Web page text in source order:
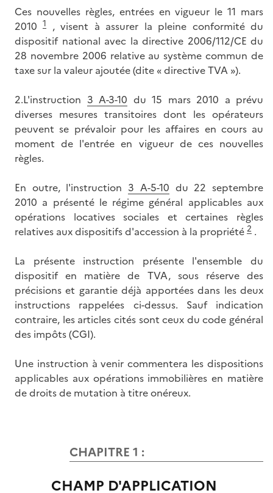
Ces nouvelles règles, entrées en vigueur le 11 mars
20101 , visent à assurer la pleine conformité du
dispositif national avec la directive 2006/112/CE du
28 novembre 2006 relative au système commun de
taxe sur la valeur ajoutée (dite « directive TVA »).
2.L'instruction 3 A-3-10 du 15 mars 2010 a prévu
diverses mesures transitoires dont les opérateurs
peuvent se prévaloir pour les affaires en cours au
moment de l'entrée en vigueur de ces nouvelles
règles.
En outre, l'instruction 3 A-5-10 du 22 septembre
2010 a présenté le régime général applicables aux
opérations locatives sociales et certaines règles
relatives aux dispositifs d'accession à la propriété 2 .
La présente instruction présente l'ensemble du
dispositif en matière de TVA, sous réserve des
précisions et garantie déjà apportées dans les deux
instructions rappelées ci-dessus. Sauf indication
contraire, les articles cités sont ceux du code général
des impôts (CGI).
Une instruction à venir commentera les dispositions
applicables aux opérations immobilières en matière
de droits de mutation à titre onéreux.
CHAPITRE 1 :
CHAMP D'APPLICATION